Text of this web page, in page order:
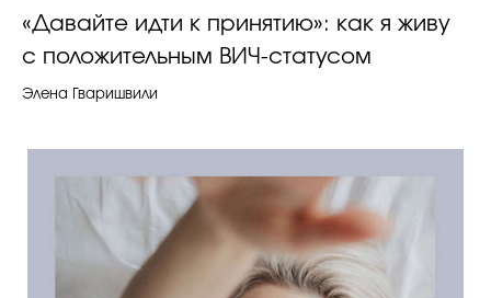
«Давайте идти к принятию»: как я живу
с положительным ВИЧ-статусом
Элена Гваришвили